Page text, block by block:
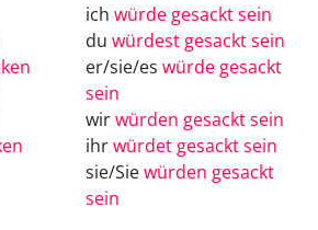
ich würde gesackt sein
du würdest gesackt sein
er/sie/es würde gesackt
sein
wirwürden gesackt sein
ihrwürdet gesackt sein
sie/Siewürden gesackt
sein